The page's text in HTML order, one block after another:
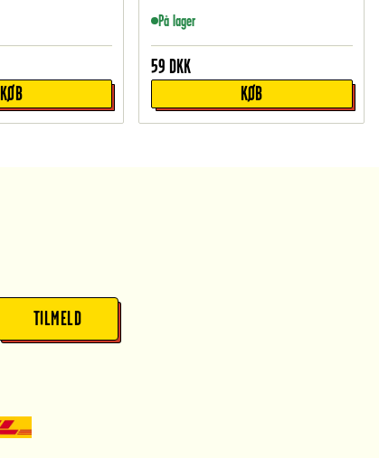
KØB
På lager
59 DKK
KØB
TILMELD